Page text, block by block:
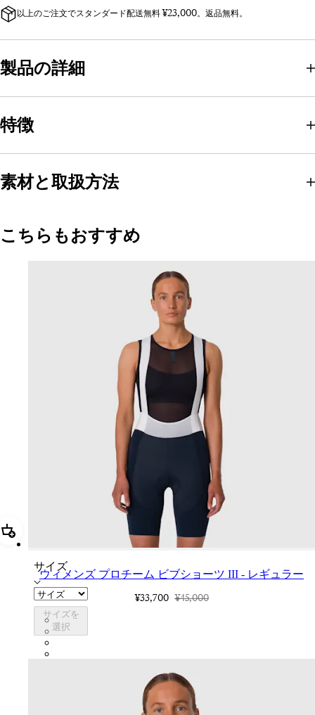
以上のご注文でスタンダード配送無料 ¥23,000。返品無料。
製品の詳細
特徴
素材と取扱方法
こちらもおすすめ
追加 ウィメンズ プロチーム ビブショーツ III - レギュラー
サイズ
サイズを
選択
ウィメンズ プロチーム ビブショーツ III - レギュラー
¥33,700 ¥45,000
BVB01XXCAR
BVB01XXBLW